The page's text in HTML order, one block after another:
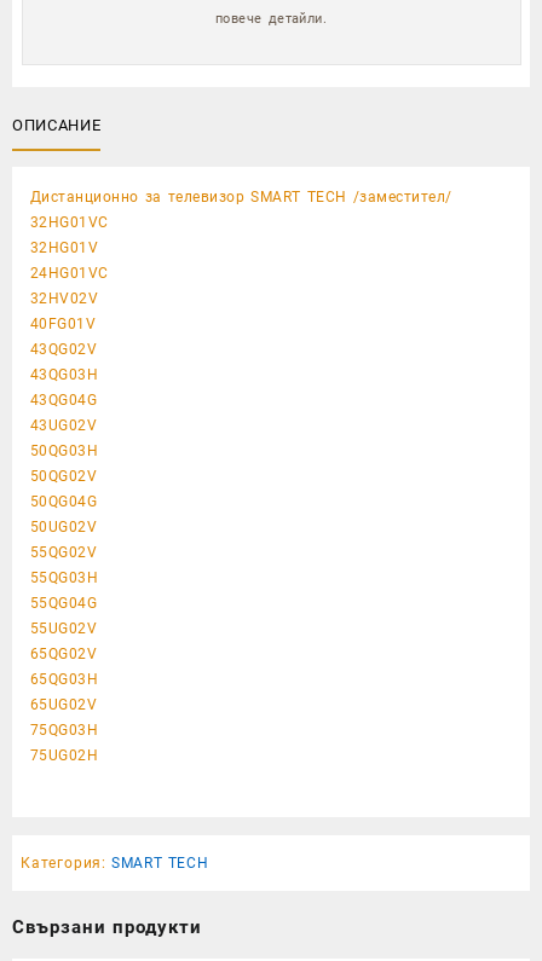
повече детайли.
ОПИСАНИЕ
Дистанционно за телевизор SMART TECH /заместител/
32HG01VC
32HG01V
24HG01VC
32HV02V
40FG01V
43QG02V
43QG03H
43QG04G
43UG02V
50QG03H
50QG02V
50QG04G
50UG02V
55QG02V
55QG03H
55QG04G
55UG02V
65QG02V
65QG03H
65UG02V
75QG03H
75UG02H
Категория: SMART TECH
Свързани продукти